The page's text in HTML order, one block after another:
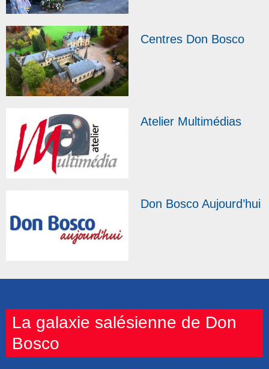
Centres Don Bosco
Atelier Multimédias
Don Bosco Aujourd’hui
La galaxie salésienne de Don
Bosco